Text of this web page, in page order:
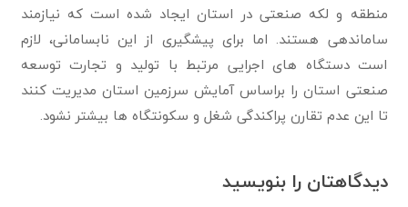
منطقه و لکه صنعتی در استان ایجاد شده است که نیازمند
ساماندهی هستند. اما برای پیشگیری از این نابسامانی، لازم
است دستگاه های اجرایی مرتبط با تولید و تجارت توسعه
صنعتی استان را براساس آمایش سرزمین استان مدیریت کنند
تا این عدم تقارن پراکندگی شغل و سکونتگاه ها بیشتر نشود.
دیدگاهتان را بنویسید